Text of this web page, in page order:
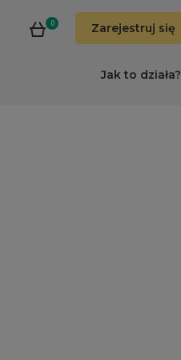
0 Zarejestruj się
Jak to działa?